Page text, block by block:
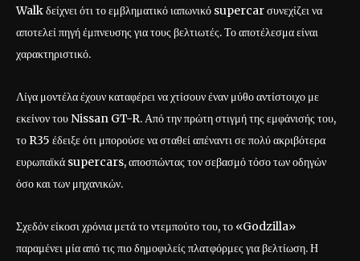
Walk δείχνει ότι το εμβληματικό ιαπωνικό supercar συνεχίζει να
αποτελεί πηγή έμπνευσης για τους βελτιωτές. Το αποτέλεσμα είναι
χαρακτηριστικό.
Λίγα μοντέλα έχουν καταφέρει να χτίσουν έναν μύθο αντίστοιχο με
εκείνον του Nissan GT-R. Από την πρώτη στιγμή της εμφάνισής του,
το R35 έδειξε ότι μπορούσε να σταθεί απέναντι σε πολύ ακριβότερα
ευρωπαϊκά supercars, αποσπώντας τον σεβασμό τόσο των οδηγών
όσο και των μηχανικών.
Σχεδόν είκοσι χρόνια μετά το ντεμπούτο του, το «Godzilla»
παραμένει μία από τις πιο δημοφιλείς πλατφόρμες για βελτίωση. Η